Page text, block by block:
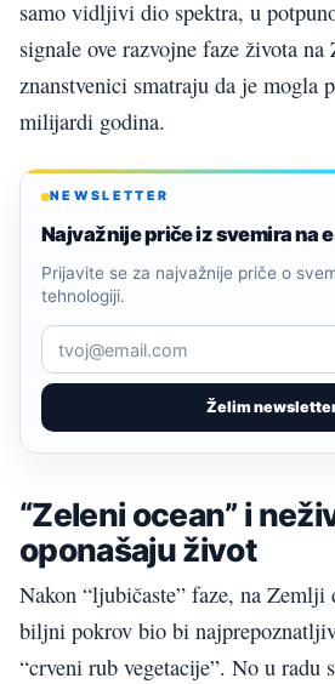
samo vidljivi dio spektra, u
signale ove razvojne faze života
znanstvenici smatraju da je mogla
milijardi godina.
NEWSLETTER
Najvažnije priče iz svemira na
Želim
Prijavite se za najvažnije priče o
tehnologiji.
“Zeleni ocean” i
oponašaju život
Nakon “ljubičaste” faze, na
biljni pokrov bio bi
“crveni rub vegetacije”. No u radu